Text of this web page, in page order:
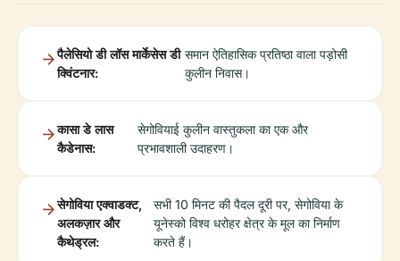
पैलेसियो डी लॉस मार्केसेस डी
क्विंटनार:
समान ऐतिहासिक प्रतिष्ठा वाला पड़ोसी
कुलीन निवास।
कासा डे लास
कैडेनास:
सेगोवियाई कुलीन वास्तुकला का एक और
प्रभावशाली उदाहरण।
सेगोविया एक्वाडक्ट,
अलकज़ार और
कैथेड्रल:
सभी 10 मिनट की पैदल दूरी पर, सेगोविया के
यूनेस्को विश्व धरोहर क्षेत्र के मूल का निर्माण
करते हैं।